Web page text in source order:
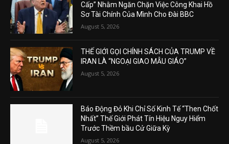
Cấp” Nhằm Ngăn Chặn Việc Công Khai Hồ
Sơ Tài Chính Của Mình Cho Đài BBC
August 5, 2026
THẾ GIỚI GỌI CHÍNH SÁCH CỦA TRUMP VỀ
IRAN LÀ “NGOẠI GIAO MẪU GIÁO”
August 5, 2026
Báo Động Đỏ Khi Chỉ Số Kinh Tế “Then Chốt
Nhất” Thế Giới Phát Tín Hiệu Nguy Hiểm
Trước Thềm bầu Cử Giữa Kỳ
August 5, 2026